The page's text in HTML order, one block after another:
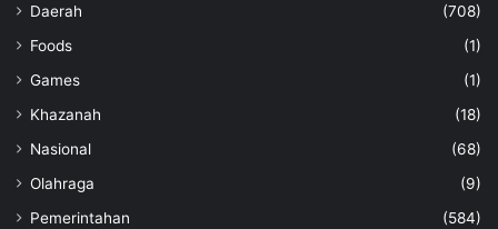
Daerah
(708)
Foods
(1)
Games
(1)
Khazanah
(18)
Nasional
(68)
Olahraga
(9)
Pemerintahan
(584)